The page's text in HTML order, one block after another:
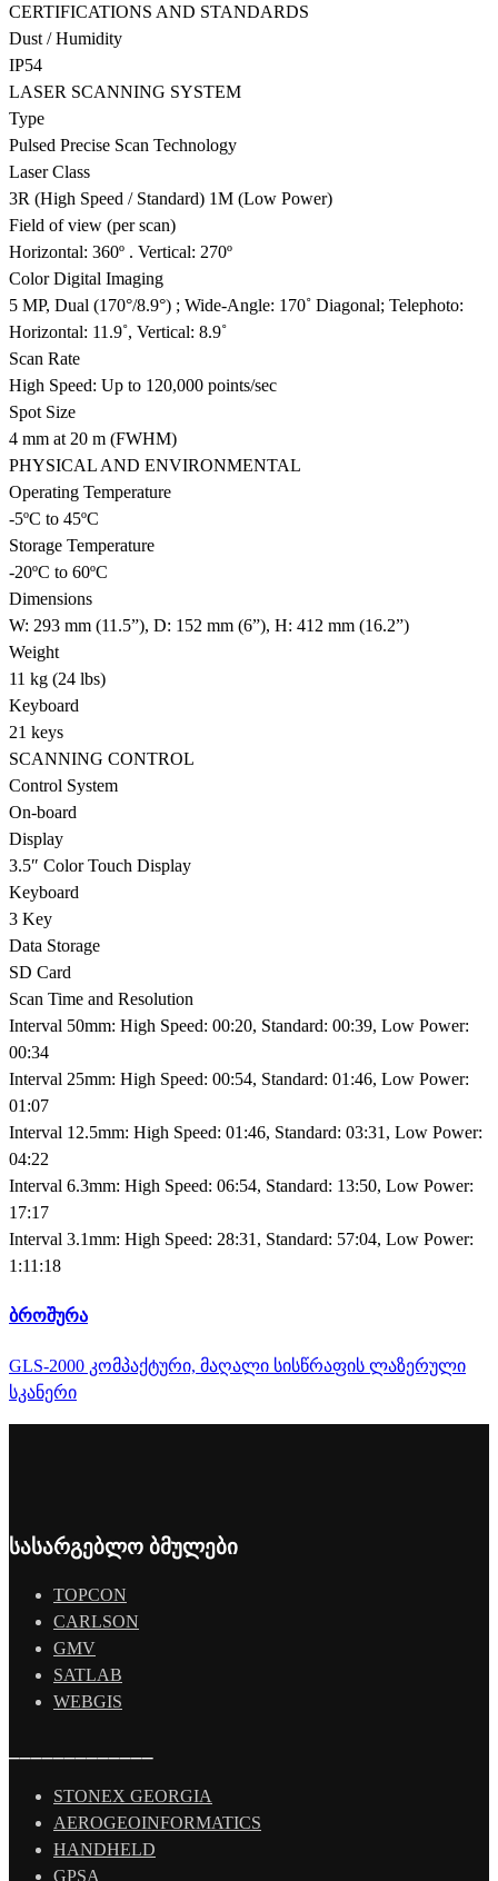
CERTIFICATIONS AND STANDARDS
Dust / Humidity
IP54
LASER SCANNING SYSTEM
Type
Pulsed Precise Scan Technology
Laser Class
3R (High Speed / Standard) 1M (Low Power)
Field of view (per scan)
Horizontal: 360º . Vertical: 270º
Color Digital Imaging
5 MP, Dual (170°/8.9°) ; Wide-Angle: 170˚ Diagonal; Telephoto:
Horizontal: 11.9˚, Vertical: 8.9˚
Scan Rate
High Speed: Up to 120,000 points/sec
Spot Size
4 mm at 20 m (FWHM)
PHYSICAL AND ENVIRONMENTAL
Operating Temperature
-5ºC to 45ºC
Storage Temperature
-20ºC to 60ºC
Dimensions
W: 293 mm (11.5”), D: 152 mm (6”), H: 412 mm (16.2”)
Weight
11 kg (24 lbs)
Keyboard
21 keys
SCANNING CONTROL
Control System
On-board
Display
3.5″ Color Touch Display
Keyboard
3 Key
Data Storage
SD Card
Scan Time and Resolution
Interval 50mm: High Speed: 00:20, Standard: 00:39, Low Power:
00:34
Interval 25mm: High Speed: 00:54, Standard: 01:46, Low Power:
01:07
Interval 12.5mm: High Speed: 01:46, Standard: 03:31, Low Power:
04:22
Interval 6.3mm: High Speed: 06:54, Standard: 13:50, Low Power:
17:17
Interval 3.1mm: High Speed: 28:31, Standard: 57:04, Low Power:
1:11:18
ბროშურა
GLS-2000 კომპაქტური, მაღალი სისწრაფის ლაზერული
სკანერი
სასარგებლო ბმულები
TOPCON
CARLSON
GMV
SATLAB
WEBGIS
STONEX GEORGIA
AEROGEOINFORMATICS
HANDHELD
GPSA